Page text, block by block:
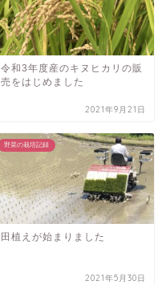
令和3年度産のキヌヒカリの販
売をはじめました
2021年9月21日
野菜の栽培記録
田植えが始まりました
2021年5月30日